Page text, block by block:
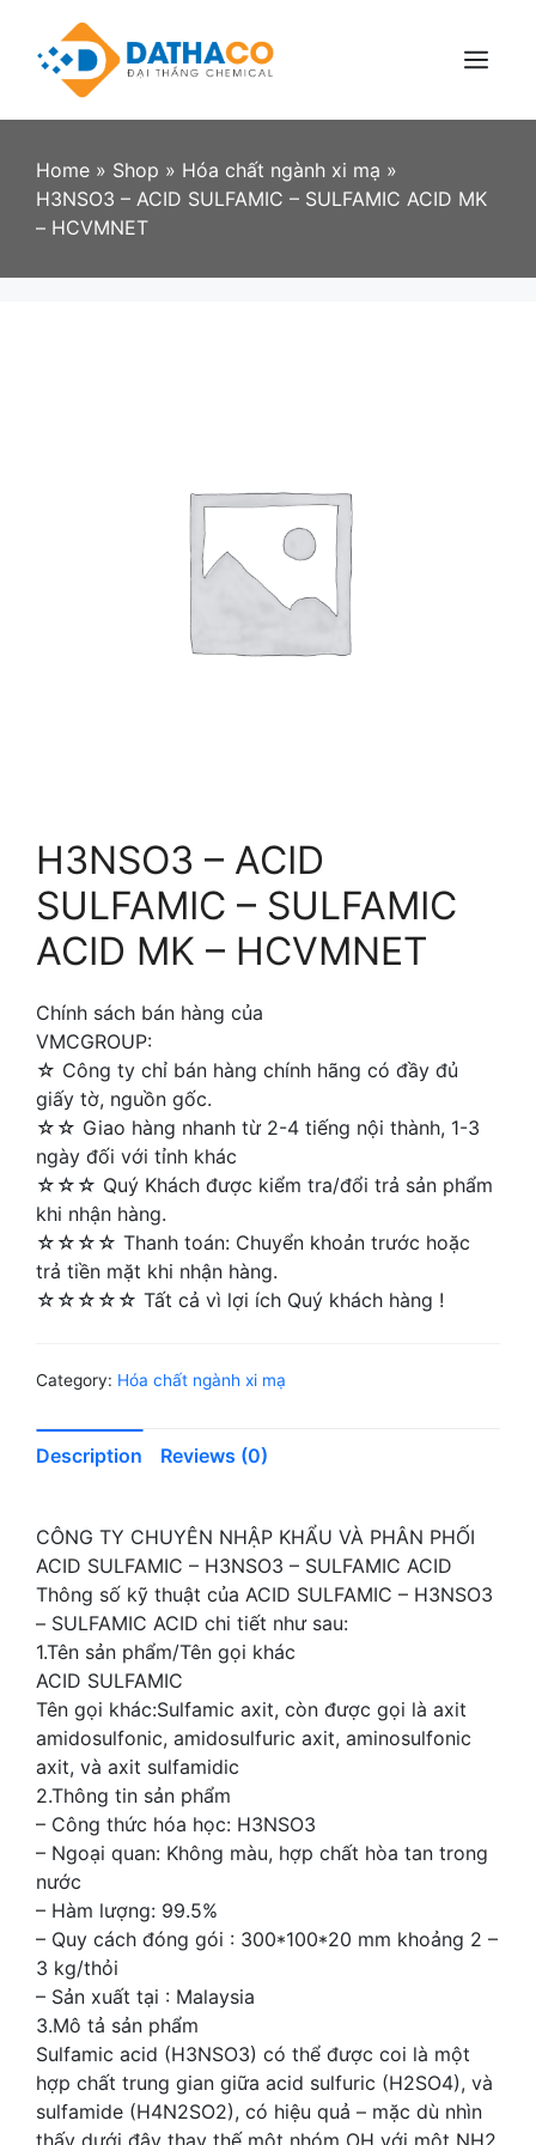
content
Menu
Home » Shop » Hóa chất ngành xi mạ »
H3NSO3 – ACID SULFAMIC – SULFAMIC ACID MK
– HCVMNET
H3NSO3 – ACID
SULFAMIC – SULFAMIC
ACID MK – HCVMNET
Chính sách bán hàng của
VMCGROUP:
☆ Công ty chỉ bán hàng chính hãng có đầy đủ
giấy tờ, nguồn gốc.
☆☆ Giao hàng nhanh từ 2-4 tiếng nội thành, 1-3
ngày đối với tỉnh khác
☆☆☆ Quý Khách được kiểm tra/đổi trả sản phẩm
khi nhận hàng.
☆☆☆☆ Thanh toán: Chuyển khoản trước hoặc
trả tiền mặt khi nhận hàng.
☆☆☆☆☆ Tất cả vì lợi ích Quý khách hàng !
Category: Hóa chất ngành xi mạ
Description Reviews (0)
CÔNG TY CHUYÊN NHẬP KHẨU VÀ PHÂN PHỐI
ACID SULFAMIC – H3NSO3 – SULFAMIC ACID
Thông số kỹ thuật của ACID SULFAMIC – H3NSO3
– SULFAMIC ACID chi tiết như sau:
1.Tên sản phẩm/Tên gọi khác
ACID SULFAMIC
Tên gọi khác:Sulfamic axit, còn được gọi là axit
amidosulfonic, amidosulfuric axit, aminosulfonic
axit, và axit sulfamidic
2.Thông tin sản phẩm
– Công thức hóa học: H3NSO3
– Ngoại quan: Không màu, hợp chất hòa tan trong
nước
– Hàm lượng: 99.5%
– Quy cách đóng gói : 300*100*20 mm khoảng 2 –
3 kg/thỏi
– Sản xuất tại : Malaysia
3.Mô tả sản phẩm
Sulfamic acid (H3NSO3) có thể được coi là một
hợp chất trung gian giữa acid sulfuric (H2SO4), và
sulfamide (H4N2SO2), có hiệu quả – mặc dù nhìn
thấy dưới đây thay thế một nhóm OH với một NH2